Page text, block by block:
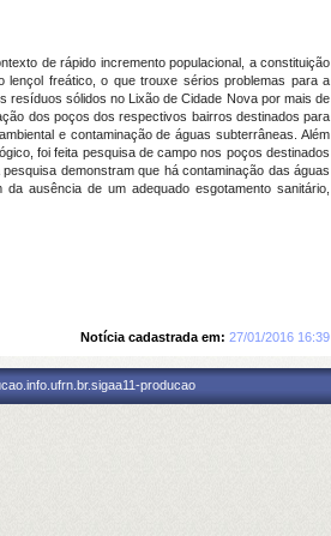
de rápido incremento populacional, a constituição
lençol freático, o que trouxe sérios problemas para a
resíduos sólidos no Lixão de Cidade Nova por mais de
dos poços dos respectivos bairros destinados para
e contaminação de águas subterrâneas. Além
foi feita pesquisa de campo nos poços destinados
demonstram que há contaminação das águas
ausência de um adequado esgotamento sanitário,
Notícia cadastrada em: 27/01/2016 16:39
producao